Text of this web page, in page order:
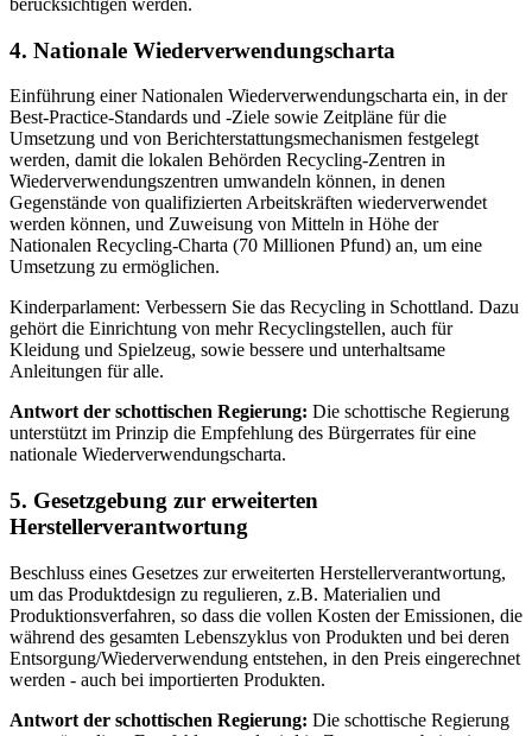
berücksichtigen werden.
4. Nationale Wiederverwendungscharta
Einführung einer Nationalen Wiederverwendungscharta ein, in der
Best-Practice-Standards und -Ziele sowie Zeitpläne für die
Umsetzung und von Berichterstattungsmechanismen festgelegt
werden, damit die lokalen Behörden Recycling-Zentren in
Wiederverwendungszentren umwandeln können, in denen
Gegenstände von qualifizierten Arbeitskräften wiederverwendet
werden können, und Zuweisung von Mitteln in Höhe der
Nationalen Recycling-Charta (70 Millionen Pfund) an, um eine
Umsetzung zu ermöglichen.
Kinderparlament: Verbessern Sie das Recycling in Schottland. Dazu
gehört die Einrichtung von mehr Recyclingstellen, auch für
Kleidung und Spielzeug, sowie bessere und unterhaltsame
Anleitungen für alle.
Antwort der schottischen Regierung: Die schottische Regierung
unterstützt im Prinzip die Empfehlung des Bürgerrates für eine
nationale Wiederverwendungscharta.
5. Gesetzgebung zur erweiterten
Herstellerverantwortung
Beschluss eines Gesetzes zur erweiterten Herstellerverantwortung,
um das Produktdesign zu regulieren, z.B. Materialien und
Produktionsverfahren, so dass die vollen Kosten der Emissionen, die
während des gesamten Lebenszyklus von Produkten und bei deren
Entsorgung/Wiederverwendung entstehen, in den Preis eingerechnet
werden - auch bei importierten Produkten.
Antwort der schottischen Regierung: Die schottische Regierung